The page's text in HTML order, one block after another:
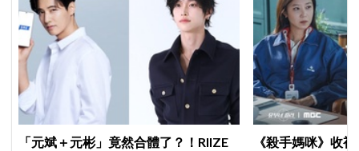
「元斌＋元彬」竟然合體了？！RIIZE
《殺手媽咪》收